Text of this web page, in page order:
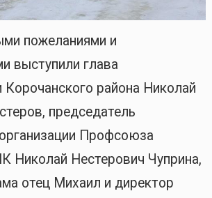
пожеланиями и
выступили глава
Корочанского района Николай
председатель
Профсоюза
Николай Нестерович Чуприна,
отец Михаил и директор